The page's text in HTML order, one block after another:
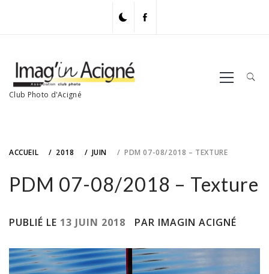
Club Photo d'Acigné
Primary
Menu
ACCUEIL 2018 JUIN PDM 07-08/2018 – TEXTURE
PDM 07-08/2018 – Texture
PUBLIÉ LE 13 JUIN 2018 PAR IMAGIN ACIGNÉ